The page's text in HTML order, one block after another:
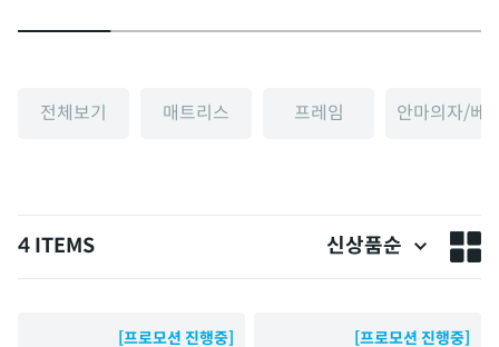
전체보기 매트리스 프레임 안마의자/베
4 ITEMS 신상품순
[프로모션 진행중] [프로모션 진행중]